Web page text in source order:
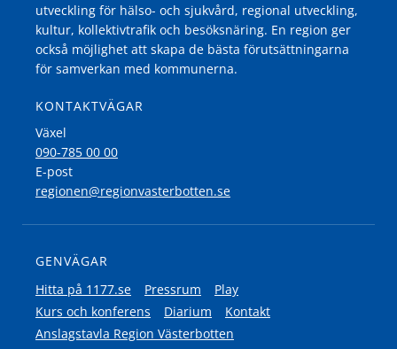
utveckling för hälso- och sjukvård, regional utveckling,
kultur, kollektivtrafik och besöksnäring. En region ger
också möjlighet att skapa de bästa förutsättningarna
för samverkan med kommunerna.
KONTAKTVÄGAR
Växel
090-785 00 00
E-post
regionen@regionvasterbotten.se
GENVÄGAR
Hitta på 1177.se
Pressrum
Play
Kurs och konferens
Diarium
Kontakt
Anslagstavla Region Västerbotten